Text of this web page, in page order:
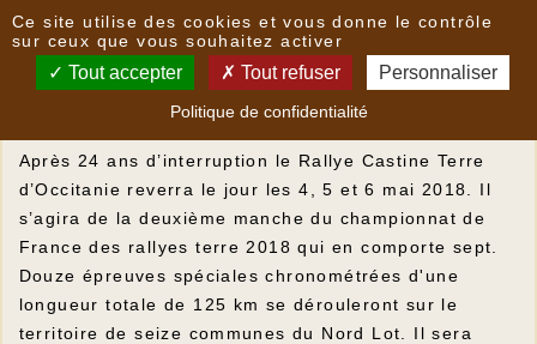
Le rallye Castine à Gignac
Après 24 ans d’interruption le Rallye Castine Terre
d’Occitanie reverra le jour les 4, 5 et 6 mai 2018. Il
s’agira de la deuxième manche du championnat de
France des rallyes terre 2018 qui en comporte sept.
Douze épreuves spéciales chronométrées d'une
longueur totale de 125 km se dérouleront sur le
territoire de seize communes du Nord Lot. Il sera
Ce site utilise des cookies et vous donne le contrôle
sur ceux que vous souhaitez activer
Tout accepter Tout refuser Personnaliser
Politique de confidentialité